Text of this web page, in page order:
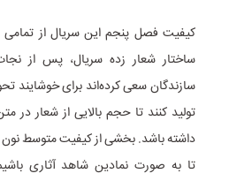
کیفیت فصل پنجم این سریال از
ساختار شعار زده سریال، پس از
سازندگان سعی کرده‌اند برای خوشایند
تولید کنند تا حجم بالایی از شعار در
داشته باشد. بخشی از کیفیت متوسط
تا به صورت نمادین شاهد آثاری